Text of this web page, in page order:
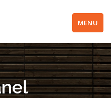
MENU